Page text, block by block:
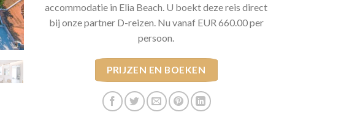
accommodatie in Elia Beach. U boekt deze reis direct
bij onze partner D-reizen. Nu vanaf EUR 660.00 per
persoon.
PRIJZEN EN BOEKEN